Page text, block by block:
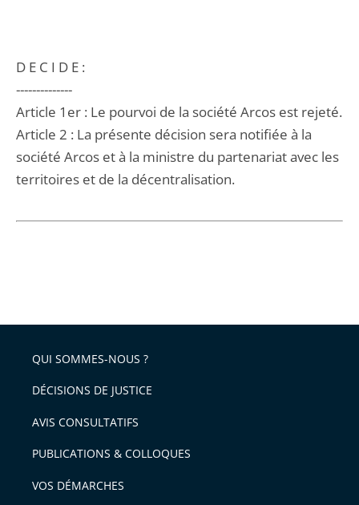
D E C I D E :
--------------
Article 1er : Le pourvoi de la société Arcos est rejeté.
Article 2 : La présente décision sera notifiée à la
société Arcos et à la ministre du partenariat avec les
territoires et de la décentralisation.
QUI SOMMES-NOUS ?
DÉCISIONS DE JUSTICE
AVIS CONSULTATIFS
PUBLICATIONS & COLLOQUES
VOS DÉMARCHES